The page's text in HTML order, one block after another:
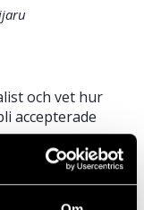
och vet hur
accepterade
som